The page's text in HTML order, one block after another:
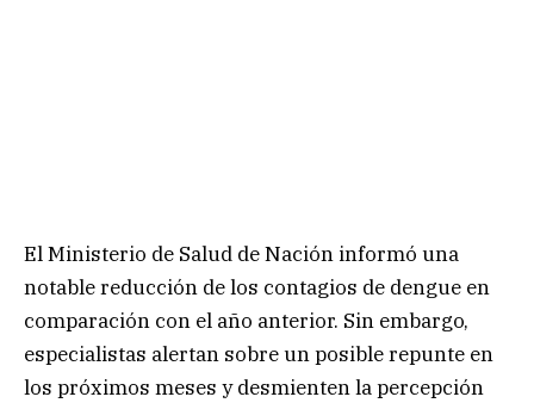
El Ministerio de Salud de Nación informó una
notable reducción de los contagios de dengue en
comparación con el año anterior. Sin embargo,
especialistas alertan sobre un posible repunte en
los próximos meses y desmienten la percepción